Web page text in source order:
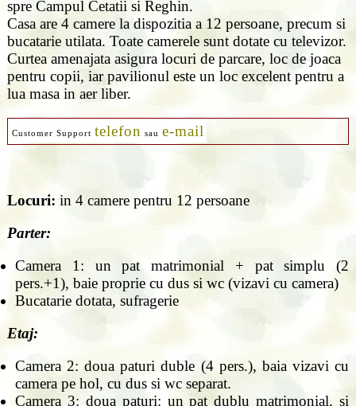
spre Campul Cetatii si Reghin.
Casa are 4 camere la dispozitia a 12 persoane, precum si
bucatarie utilata. Toate camerele sunt dotate cu televizor.
Curtea amenajata asigura locuri de parcare, loc de joaca
pentru copii, iar pavilionul este un loc excelent pentru a
lua masa in aer liber.
Customer Support telefon sau e-mail
Locuri: in 4 camere pentru 12 persoane
Parter:
Camera 1: un pat matrimonial + pat simplu (2
pers.+1), baie proprie cu dus si wc (vizavi cu camera)
Bucatarie dotata, sufragerie
Etaj:
Camera 2: doua paturi duble (4 pers.), baia vizavi cu
camera pe hol, cu dus si wc separat.
Camera 3: doua paturi: un pat dublu matrimonial, si